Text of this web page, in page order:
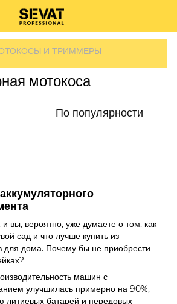
И ТРИММЕРЫ
мотокоса
По популярности
вы, вероятно, уже думаете о том, как
сад и что лучше купить из
для дома. Почему бы не приобрести
машин с
улучшилась примерно на 90%,
литиевых батарей и передовых